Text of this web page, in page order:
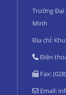
Trường Đại
Minh
Địa chỉ:
Điện
Fax:
Email: